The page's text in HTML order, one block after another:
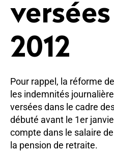
2012
Pour rappel, la réforme
les indemnités
versées dans le cadre
débuté avant le 1er
compte dans le salaire
la pension de retraite.